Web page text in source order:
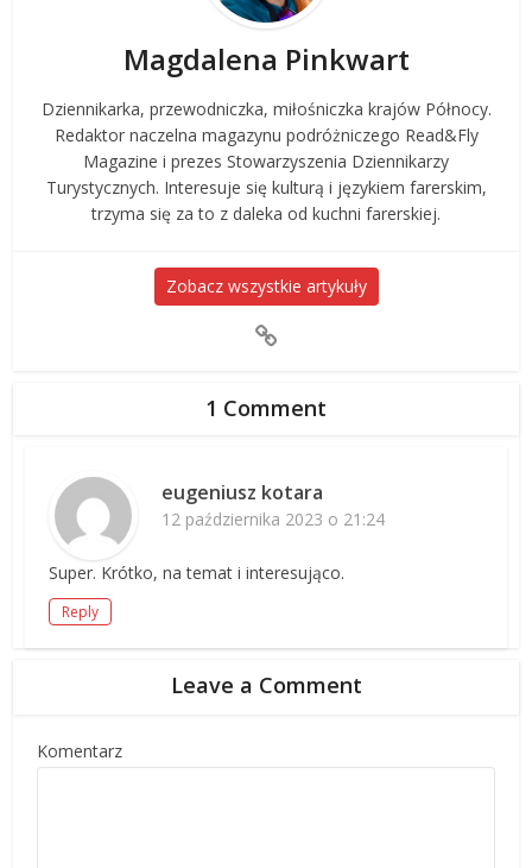
Magdalena Pinkwart
Dziennikarka, przewodniczka, miłośniczka krajów Północy.
Redaktor naczelna magazynu podróżniczego Read&Fly
Magazine i prezes Stowarzyszenia Dziennikarzy
Turystycznych. Interesuje się kulturą i językiem farerskim,
trzyma się za to z daleka od kuchni farerskiej.
Zobacz wszystkie artykuły
1 Comment
eugeniusz kotara
12 października 2023 o 21:24
Super. Krótko, na temat i interesująco.
Reply
Leave a Comment
Komentarz